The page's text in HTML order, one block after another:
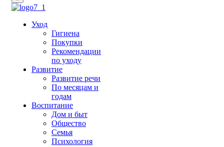
Уход
Гигиена
Покупки
Рекомендации
по уходу
Развитие
Развитие речи
По месяцам и
годам
Воспитание
Дом и быт
Общество
Семья
Психология